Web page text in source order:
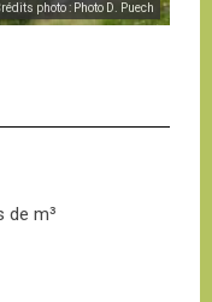
photo : Photo D. Puech
de m³